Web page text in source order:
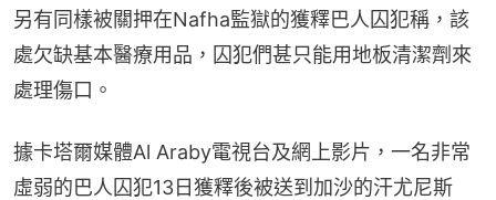
另有同樣被關押在Nafha監獄的獲釋巴人囚犯稱，該
處欠缺基本醫療用品，囚犯們甚只能用地板清潔劑來
處理傷口。
據卡塔爾媒體Al Araby電視台及網上影片，一名非常
虛弱的巴人囚犯13日獲釋後被送到加沙的汗尤尼斯